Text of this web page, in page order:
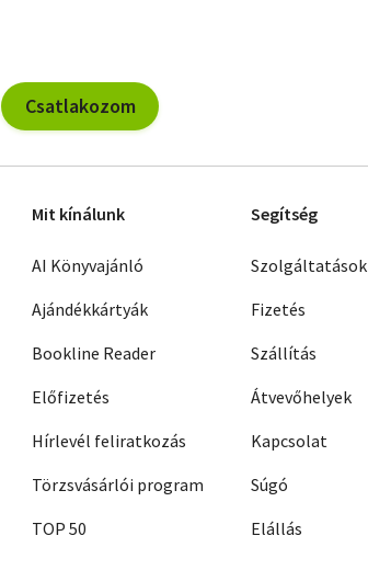
Csatlakozom
Mit kínálunk
AI Könyvajánló
Ajándékkártyák
Bookline Reader
Előfizetés
Hírlevél feliratkozás
Törzsvásárlói program
TOP 50
Segítség
Szolgáltatások
Fizetés
Szállítás
Átvevőhelyek
Kapcsolat
Súgó
Elállás